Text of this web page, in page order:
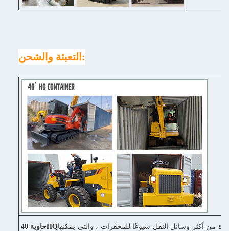
التعبئة والشحن:
حاوية 40HQمن أكثر وسائل النقل شيوعًا للمحفرات ، والتي يمكنها